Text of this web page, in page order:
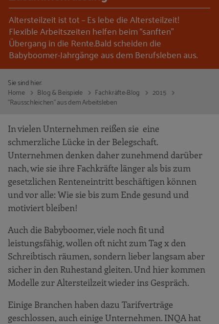
Altersteilzeit ist tot – Es lebe die Altersteilzeit!
Flexible Arbeitszeiten helfen beim “sanften”
Übergang in die Rente.Bald scheiden die
Babyboomer-Jahrgänge aus dem Berufsleben aus.
Sie sind hier:
Home
Blog & Beispiele Fachkräfte-Blog
2015
"Rausschleichen" aus dem Arbeitsleben
In vielen Unternehmen reißen sie eine
schmerzliche Lücke in der Belegschaft.
Unternehmen denken daher zunehmend darüber
nach, wie sie ihre Fachkräfte länger als bis zum
gesetzlichen Renteneintritt beschäftigen können
und vor alle: Wie sie bis zum Ende gesund und
motiviert bleiben!
Auch die Babyboomer, viele noch fit und
leistungsfähig, wollen oft nicht zum Tag x den
Schreibtisch räumen, sondern lieber langsam aber
sicher in den Ruhestand gleiten. Und hier kommen
Modelle zur Altersteilzeit wieder ins Gespräch.
Einige Branchen haben dazu Tarifverträge
geschlossen, auch einige Unternehmen. INQA hat